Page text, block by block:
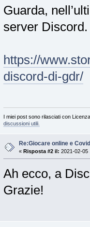
Guarda,
server
https://
discord-di-gdr/
I miei post sono rilasciati con
discussioni utili.
Re:Giocare online e Covid
« Risposta #2 il: 2021-02-05
Ah ecco, a
Grazie!